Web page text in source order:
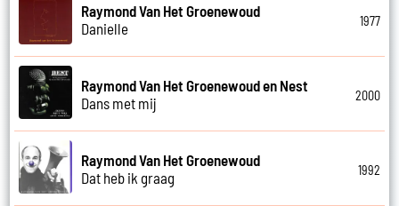
Raymond Van Het Groenewoud
Danielle
1977
Raymond Van Het Groenewoud en Nest
Dans met mij
2000
Raymond Van Het Groenewoud
Dat heb ik graag
1992